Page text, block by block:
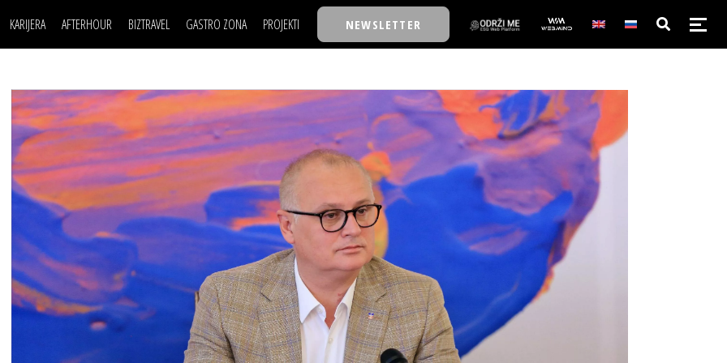
KARIJERA
LJUDI (HR)
MOJ UGAO
USAVRŠAVANJE
KNOW-HOW
AFTERHOUR
KNJIGE
AUTO SVET
STIL
WELLBEING
BIZTRAVEL GASTRO ZONA PROJEKTI
TASTY TALKS
30 ISPOD 30
BACK TO OFFICE/SCHOOL
BIZBENDOVI
BIZKOLEGIJUM
BMW BIZNIS LIGA
BIZLIFE WEEK
IZJAVA GODINE
NEWSLETTER
POSAO
MOJ UGAO
USAVRŠAVANJE
KNOW-HOW
FILM I SCENA
AUTO SVET
STIL
WELLBEING
NAJKOLEGA
30 ISPOD 30
BACK TO OFFICE/SCHOOL
BIZBENDOVI
BIZKOLEGIJUM
BMW BIZNIS LIGA
BIZLIFE WEEK
IZJAVA GODINE